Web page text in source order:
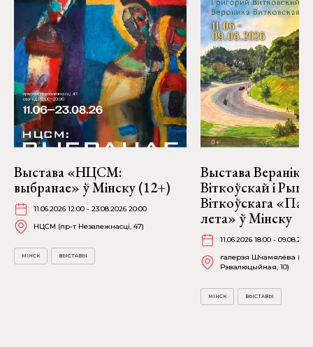
Выстава «НЦСМ:
выбранае» ў Мінску (12+)
11.06.2026 12:00 - 23.08.2026 20:00
НЦСМ (пр-т Незалежнасці, 47)
МІНСК ВЫСТАВЫ
Выстава Веранікі
Віткоўскай і
Віткоўскага
лета» ў Мінску
11.06.2026 18:00 -
галерэя Шчамялёва
Рэвалюцыйная, 10)
МІНСК ВЫСТАВЫ